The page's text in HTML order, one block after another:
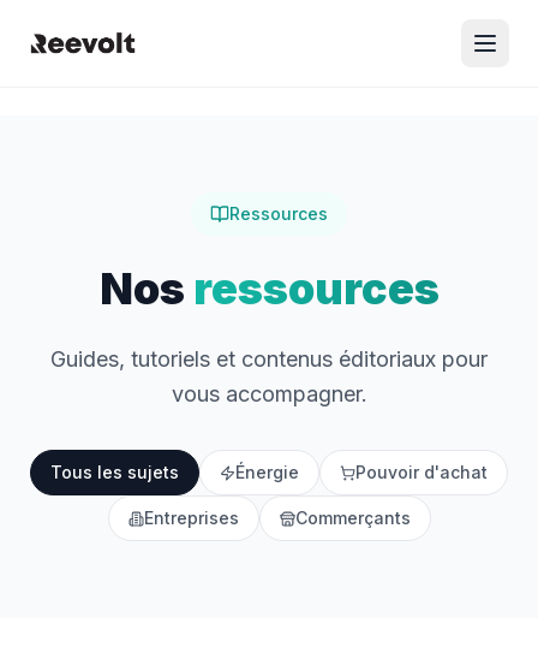
Ressources
Nos ressources
Guides, tutoriels et contenus éditoriaux pour
vous accompagner.
Tous les sujets Énergie Pouvoir d'achat
Entreprises Commerçants